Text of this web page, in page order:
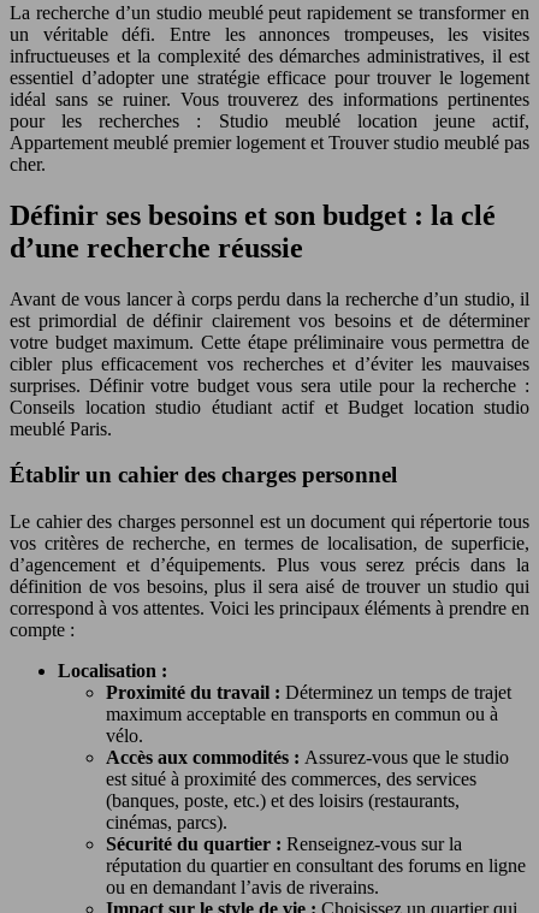
La recherche d’un studio meublé peut rapidement se transformer en
un véritable défi. Entre les annonces trompeuses, les visites
infructueuses et la complexité des démarches administratives, il est
essentiel d’adopter une stratégie efficace pour trouver le logement
idéal sans se ruiner. Vous trouverez des informations pertinentes
pour les recherches : Studio meublé location jeune actif,
Appartement meublé premier logement et Trouver studio meublé pas
cher.
Définir ses besoins et son budget : la clé
d’une recherche réussie
Avant de vous lancer à corps perdu dans la recherche d’un studio, il
est primordial de définir clairement vos besoins et de déterminer
votre budget maximum. Cette étape préliminaire vous permettra de
cibler plus efficacement vos recherches et d’éviter les mauvaises
surprises. Définir votre budget vous sera utile pour la recherche :
Conseils location studio étudiant actif et Budget location studio
meublé Paris.
Établir un cahier des charges personnel
Le cahier des charges personnel est un document qui répertorie tous
vos critères de recherche, en termes de localisation, de superficie,
d’agencement et d’équipements. Plus vous serez précis dans la
définition de vos besoins, plus il sera aisé de trouver un studio qui
correspond à vos attentes. Voici les principaux éléments à prendre en
compte :
Localisation :
Proximité du travail : Déterminez un temps de trajet
maximum acceptable en transports en commun ou à
vélo.
Accès aux commodités : Assurez-vous que le studio
est situé à proximité des commerces, des services
(banques, poste, etc.) et des loisirs (restaurants,
cinémas, parcs).
Sécurité du quartier : Renseignez-vous sur la
réputation du quartier en consultant des forums en ligne
ou en demandant l’avis de riverains.